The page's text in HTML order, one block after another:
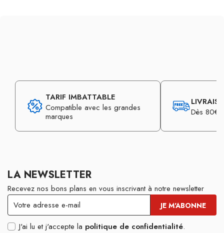
TARIF IMBATTABLE
Compatible avec les grandes
marques
Dès 80€
LA NEWSLETTER
Recevez nos bons plans en vous inscrivant à notre newsletter
J'ai lu et j'accepte la politique de confidentialité.